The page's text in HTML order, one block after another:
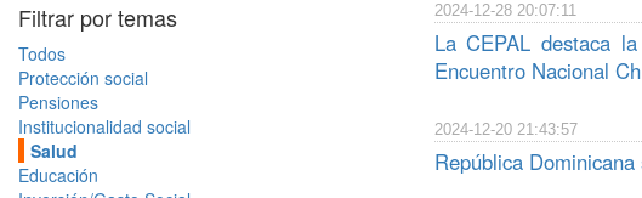
Filtrar por temas
Todos
Protección social
Pensiones
Institucionalidad social
Salud
Educación
2024-12-28 20:07:11
La CEPAL destaca
Encuentro Nacional
2024-12-20 21:43:57
República